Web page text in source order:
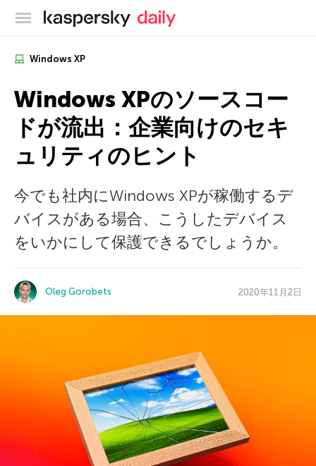
カスペルスキー公式ブログ
Windows XP
Windows XPのソースコー
ドが流出：企業向けのセキ
ュリティのヒント
今でも社内にWindows XPが稼働するデ
バイスがある場合、こうしたデバイス
をいかにして保護できるでしょうか。
Oleg Gorobets 2020年11月2日